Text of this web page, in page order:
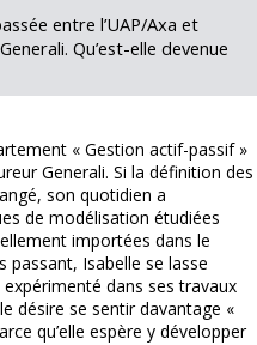
entre l’UAP/Axa et
Qu’est-elle devenue
« Gestion actif-passif »
Generali. Si la définition des
son quotidien a
de modélisation étudiées
importées dans le
passant, Isabelle se lasse
expérimenté dans ses travaux
désire se sentir davantage «
qu’elle espère y développer